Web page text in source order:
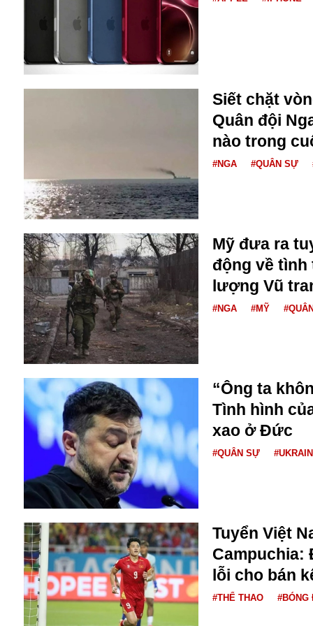
Buôn bán ở Nga
Bộ Quốc phòng
Bộ Y tế
Bình Dương
Biển Đen
Boeing
Bình Định
Bulgaria
Biến chủng
Baikal
Bakhmut
Bulagria
Crimea
Chính trị
Công nghệ
Chuyện hay
Chuyện lạ
Cuộc sống quanh ta
Casino
Chiến tranh thương mại
Chi hội phụ nữ TTTM Mátxcơva
Chính trị Nga
Chợ Vòm
Cảnh sát
Cấm bay
Cao tốc
Canada
Siết chặt
Quân đội
nào trong
#NGA #QUÂN SỰ
Mỹ đưa ra
động về
lượng Vũ
#NGA #MỸ
“Ông ta
Tình hình
xao ở Đức
#QUÂN SỰ
Tuyển Việt
Campuchia:
lỗi cho bán
#THỂ THAO #BÓNG